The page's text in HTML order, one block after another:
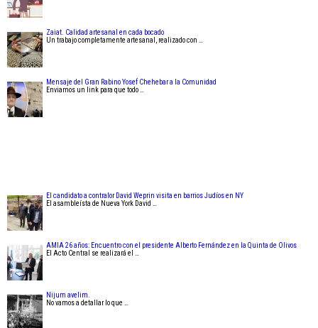
Zaiat. Calidad artesanal en cada bocado
Un trabajo completamente artesanal, realizado con …
Mensaje del Gran Rabino Yosef Chehebar a la Comunidad
Enviamos un link para que todo …
El candidato a contralor David Weprin visita en barrios Judíos en NY
El asambleísta de Nueva York David …
AMIA 26 años: Encuentro con el presidente Alberto Fernández en la Quinta de Olivos
El Acto Central se realizará el …
Nijum avelim.
No vamos a detallar lo que …